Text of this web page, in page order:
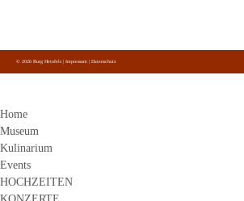
auf Facebook, Instagram und Youtube.
© 2026 Burg Heinfels | Impressum Datenschutz
Home
Museum
Kulinarium
Events
HOCHZEITEN